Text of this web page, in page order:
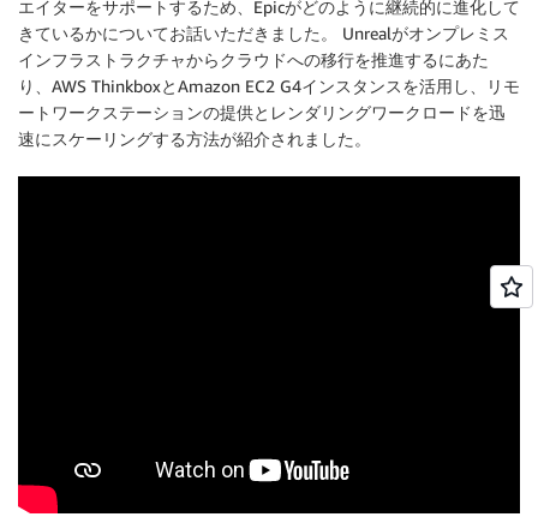
エイターをサポートするため、Epicがどのように継続的に進化して
きているかについてお話いただきました。 Unrealがオンプレミス
インフラストラクチャからクラウドへの移行を推進するにあた
り、AWS ThinkboxとAmazon EC2 G4インスタンスを活用し、リモ
ートワークステーションの提供とレンダリングワークロードを迅
速にスケーリングする方法が紹介されました。